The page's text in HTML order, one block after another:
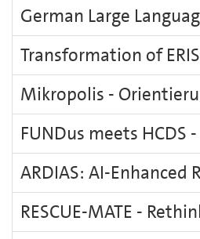
German Large
Transformation of
Mikropolis -
FUNDus meets
ARDIAS: AI-Enhanced
RESCUE-MATE -